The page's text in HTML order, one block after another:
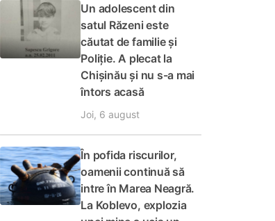
Un adolescent din
satul Răzeni este
căutat de familie și
Poliție. A plecat la
Chișinău și nu s-a mai
întors acasă
Joi, 6 august
În pofida riscurilor,
oamenii continuă să
intre în Marea Neagră.
La Koblevo, explozia